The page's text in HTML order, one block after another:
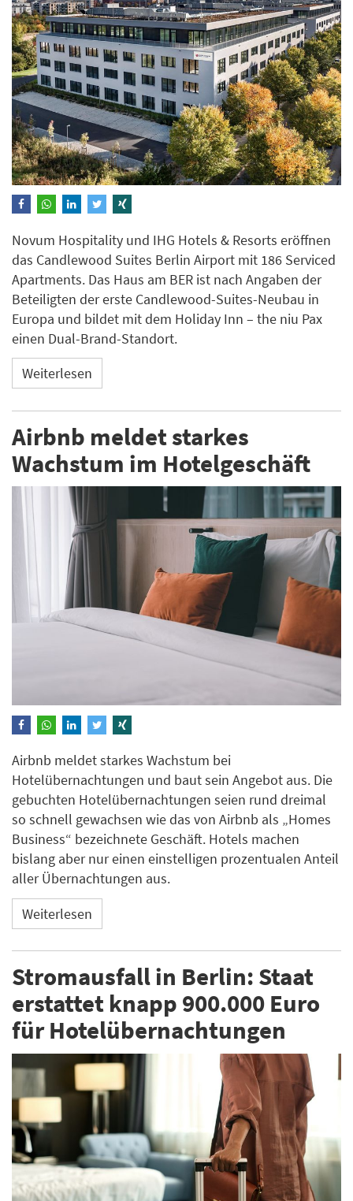
Novum Hospitality und IHG Hotels & Resorts eröffnen
das Candlewood Suites Berlin Airport mit 186 Serviced
Apartments. Das Haus am BER ist nach Angaben der
Beteiligten der erste Candlewood-Suites-Neubau in
Europa und bildet mit dem Holiday Inn – the niu Pax
einen Dual-Brand-Standort.
Weiterlesen
Airbnb meldet starkes
Wachstum im Hotelgeschäft
Airbnb meldet starkes Wachstum bei
Hotelübernachtungen und baut sein Angebot aus. Die
gebuchten Hotelübernachtungen seien rund dreimal
so schnell gewachsen wie das von Airbnb als „Homes
Business“ bezeichnete Geschäft. Hotels machen
bislang aber nur einen einstelligen prozentualen Anteil
aller Übernachtungen aus.
Weiterlesen
Stromausfall in Berlin: Staat
erstattet knapp 900.000 Euro
für Hotelübernachtungen